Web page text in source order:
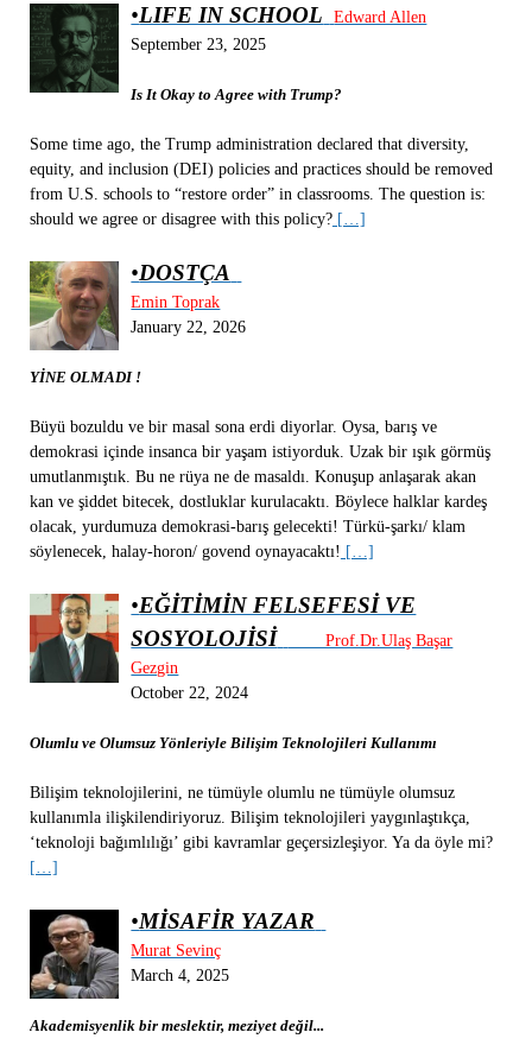
•LIFE IN SCHOOL
Edward Allen
September 23, 2025
Is It Okay to Agree with Trump?
Some time ago, the Trump administration declared that diversity,
equity, and inclusion (DEI) policies and practices should be removed
from U.S. schools to “restore order” in classrooms. The question is:
should we agree or disagree with this policy?[…]
•DOSTÇA
Emin Toprak
January 22, 2026
YİNE OLMADI !
Büyü bozuldu ve bir masal sona erdi diyorlar. Oysa, barış ve
demokrasi içinde insanca bir yaşam istiyorduk. Uzak bir ışık görmüş
umutlanmıştık. Bu ne rüya ne de masaldı. Konuşup anlaşarak akan
kan ve şiddet bitecek, dostluklar kurulacaktı. Böylece halklar kardeş
olacak, yurdumuza demokrasi-barış gelecekti! Türkü-şarkı/ klam
söylenecek, halay-horon/ govend oynayacaktı! […]
•EĞİTİMİN FELSEFESİ VE
SOSYOLOJİSİ
Prof.Dr.Ulaş Başar
Gezgin
October 22, 2024
Olumlu ve Olumsuz Yönleriyle Bilişim Teknolojileri Kullanımı
Bilişim teknolojilerini, ne tümüyle olumlu ne tümüyle olumsuz
kullanımla ilişkilendiriyoruz. Bilişim teknolojileri yaygınlaştıkça,
‘teknoloji bağımlılığı’ gibi kavramlar geçersizleşiyor. Ya da öyle mi?
[…]
•MİSAFİR YAZAR
Murat Sevinç
March 4, 2025
Akademisyenlik bir meslektir, meziyet değil...